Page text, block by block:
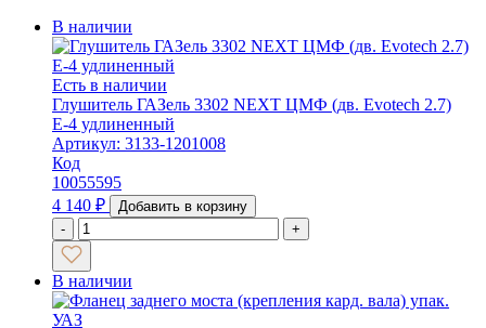
В наличии
Есть в наличии
Глушитель ГАЗель 3302 NEXT ЦМФ (дв. Evotech 2.7)
Е-4 удлиненный
Артикул: 3133-1201008
Код
10055595
4 140 ₽
Добавить в корзину
-
+
В наличии